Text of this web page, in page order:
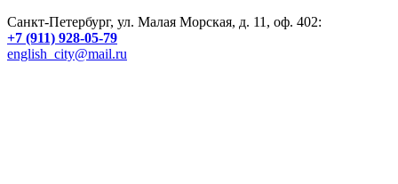
Санкт-Петербург, ул. Малая Морская, д. 11, оф. 402:
+7 (911) 928-05-79
english_city@mail.ru